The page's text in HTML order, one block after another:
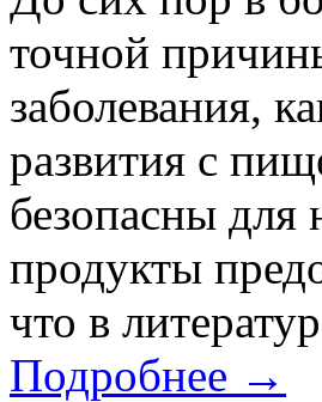
точной
заболевания,
развития с
безопасны для
продукты
что в
Подробнее →